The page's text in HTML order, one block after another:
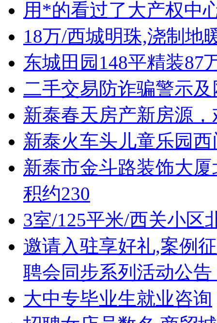
用*的看过了大产权中
18万/西城明珠,浇制地
东城田园148平精装87
二手交易防诈骗警示
新泰春天房产新房源
新泰火车头儿童乐园
新泰市金斗路装饰大
积约230
3室/125平米/西关小区
邀请入驻享好礼,案例
聘会同步系列活动公
大中专毕业生就业咨询